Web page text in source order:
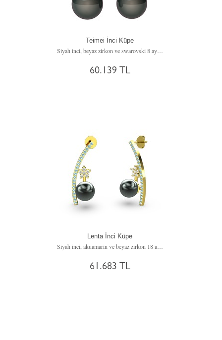
Teimei İnci Küpe
Siyah inci, beyaz zirkon ve swarovski 8 ayar altın küpe
60.139 TL
Lenta İnci Küpe
Siyah inci, akuamarin ve beyaz zirkon 18 ayar altın küpe
61.683 TL